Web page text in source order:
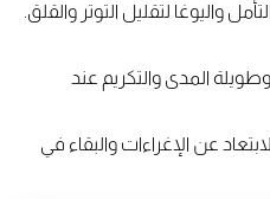
واليوغا لتقليل التوتر والقلق.
المدى والتكريم عند
عن الإغراءات والبقاء في